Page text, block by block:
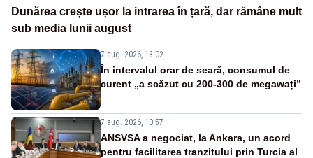
Dunărea crește ușor la intrarea în țară, dar rămâne mult
sub media lunii august
7 aug. 2026, 13:02
În intervalul orar de seară, consumul de
curent „a scăzut cu 200-300 de megawați”
7 aug. 2026, 10:57
ANSVSA a negociat, la Ankara, un acord
pentru facilitarea tranzitului prin Turcia al